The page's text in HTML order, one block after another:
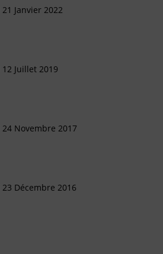
Janvier 2022
Juillet 2019
Novembre 2017
Décembre 2016